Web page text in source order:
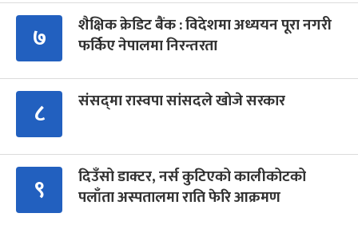
७
शैक्षिक क्रेडिट बैंक : विदेशमा अध्ययन पूरा नगरी
फर्किए नेपालमा निरन्तरता
८ संसद्‍मा रास्वपा सांसदले खोजे सरकार
९
दिउँसो डाक्टर, नर्स कुटिएको कालीकोटको
पलाँता अस्पतालमा राति फेरि आक्रमण